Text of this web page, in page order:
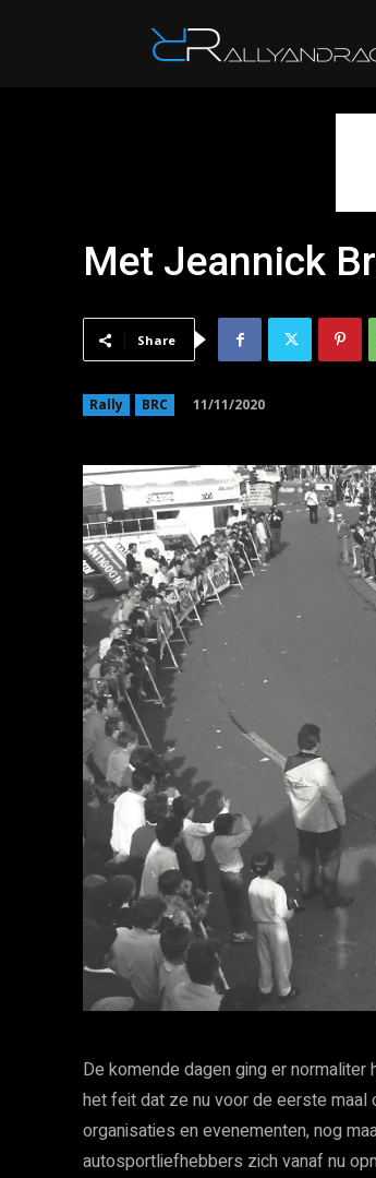
Met Jeannick
Share
Rally BRC 11/11/2020
De komende dagen ging er
het feit dat ze nu voor de eerste
organisaties en evenementen, nog
autosportliefhebbers zich vanaf nu